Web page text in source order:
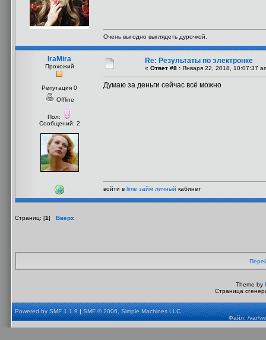
Очень выгодно выглядеть дурочкой.
IraMira
Прохожий
Репутация 0
Offline
Пол:
Сообщений: 2
Re: Результаты по электронке
« Ответ #8 : Января 22, 2018, 10:07:37
Думаю за деньги сейчас всё можно
войти в lime займ личный кабинет
Страниц: [1] Вверх
Theme by
Страница
Powered by SMF 1.1.9|SMF © 2006, Simple Machines LLC
Файл: /var/